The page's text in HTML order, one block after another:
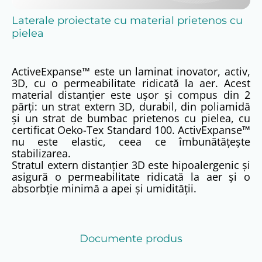
Laterale proiectate cu material prietenos cu
pielea
ActiveExpanse™ este un laminat inovator, activ,
3D, cu o permeabilitate ridicată la aer. Acest
material distanțier este ușor și compus din 2
părți: un strat extern 3D, durabil, din poliamidă
și un strat de bumbac prietenos cu pielea, cu
certificat Oeko-Tex Standard 100. ActivExpanse™
nu este elastic, ceea ce îmbunătățește
stabilizarea.
Stratul extern distanțier 3D este hipoalergenic și
asigură o permeabilitate ridicată la aer și o
absorbție minimă a apei și umidității.
Documente produs